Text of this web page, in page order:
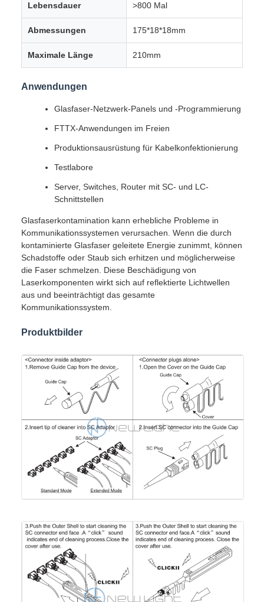
Lebensdauer >800 Mal
Abmessungen 175*18*18mm
Maximale Länge 210mm
Anwendungen
Glasfaser-Netzwerk-Panels und -Programmierung
FTTX-Anwendungen im Freien
Produktionsausrüstung für Kabelkonfektionierung
Testlabore
Server, Switches, Router mit SC- und LC-
Schnittstellen
Glasfaserkontamination kann erhebliche Probleme in
Kommunikationssystemen verursachen. Wenn die durch
kontaminierte Glasfaser geleitete Energie zunimmt, können
Schadstoffe oder Staub sich erhitzen und möglicherweise
die Faser schmelzen. Diese Beschädigung von
Laserkomponenten wirkt sich auf reflektierte Lichtwellen
aus und beeinträchtigt das gesamte
Kommunikationssystem.
Produktbilder